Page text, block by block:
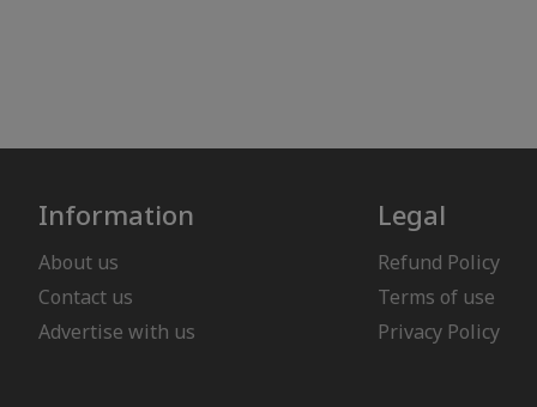
Information
About us
Contact us
Advertise with us
Legal
Refund Policy
Terms of use
Privacy Policy